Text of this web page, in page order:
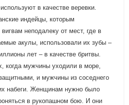
в качестве веревки.
индейцы, которым
неподалеку от мест, где в
акулы, использовали их зубы –
лет – в качестве бритвы.
когда мужчины уходили в море,
и мужчины из соседнего
набеги. Женщинам нужно было
в рукопашном бою. И они